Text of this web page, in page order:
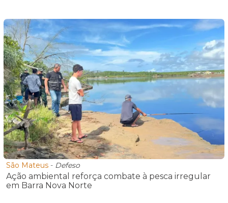
São Mateus - Defeso
Ação ambiental reforça combate à pesca irregular
em Barra Nova Norte